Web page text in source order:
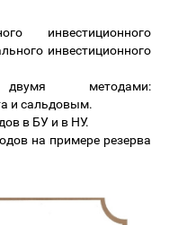
инвестиционного
инвестиционного
методами:
и сальдовым.
в БУ и в НУ.
на примере резерва